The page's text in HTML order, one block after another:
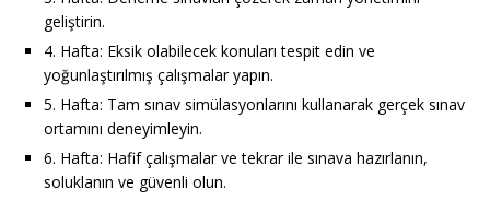
geliştirin.
4. Hafta: Eksik olabilecek konuları tespit edin ve
yoğunlaştırılmış çalışmalar yapın.
5. Hafta: Tam sınav simülasyonlarını kullanarak gerçek sınav
ortamını deneyimleyin.
6. Hafta: Hafif çalışmalar ve tekrar ile sınava hazırlanın,
soluklanın ve güvenli olun.